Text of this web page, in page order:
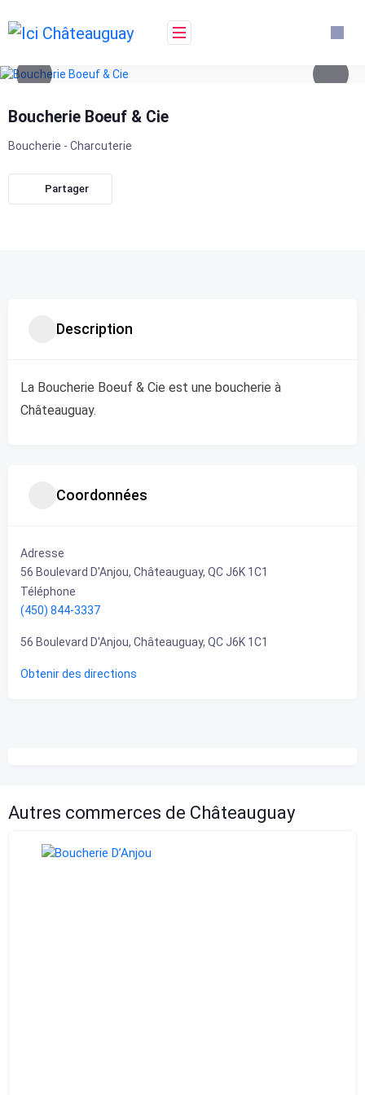
to
content
Boucherie Boeuf & Cie
Boucherie - Charcuterie
Partager
Description
La Boucherie Boeuf & Cie est une boucherie à
Châteauguay.
Coordonnées
Adresse
56 Boulevard D'Anjou, Châteauguay, QC J6K 1C1
Téléphone
(450) 844-3337
56 Boulevard D'Anjou, Châteauguay, QC J6K 1C1
Obtenir des directions
Autres commerces de Châteauguay